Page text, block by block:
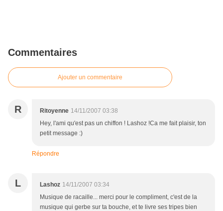
Commentaires
Ajouter un commentaire
R Ritoyenne 14/11/2007 03:38
Hey, l'ami qu'est pas un chiffon ! Lashoz !Ca me fait plaisir, ton
petit message :)
Répondre
L Lashoz 14/11/2007 03:34
Musique de racaille... merci pour le compliment, c'est de la
musique qui gerbe sur ta bouche, et te livre ses tripes bien